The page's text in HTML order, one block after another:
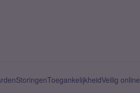
StoringenToegankelijkheidVeilig online